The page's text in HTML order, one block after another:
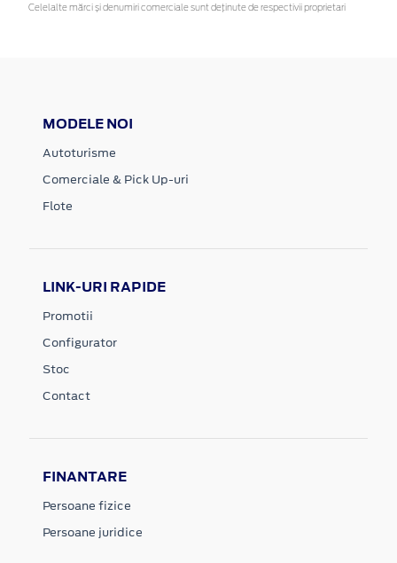
Celelalte mărci și denumiri comerciale sunt deținute de respectivii proprietari
MODELE NOI
Autoturisme
Comerciale & Pick Up-uri
Flote
LINK-URI RAPIDE
Promotii
Configurator
Stoc
Contact
FINANTARE
Persoane fizice
Persoane juridice